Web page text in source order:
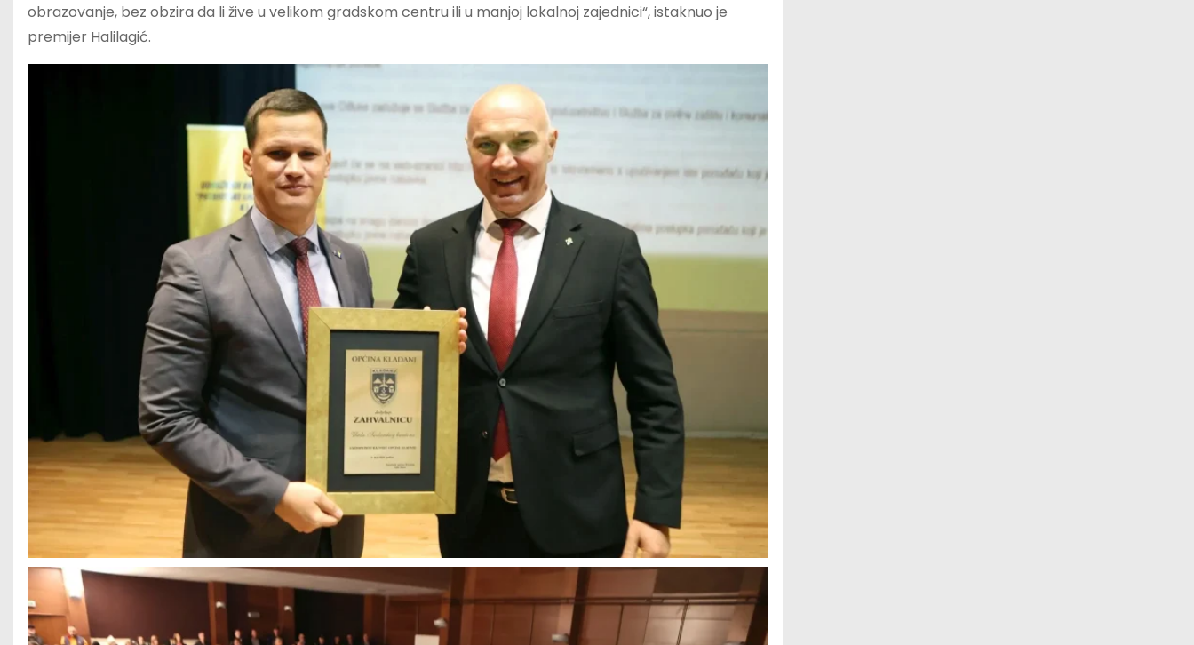
obrazovanje, bez obzira da li žive u velikom gradskom centru ili u manjoj lokalnoj zajednici“, istaknuo je
premijer Halilagić.